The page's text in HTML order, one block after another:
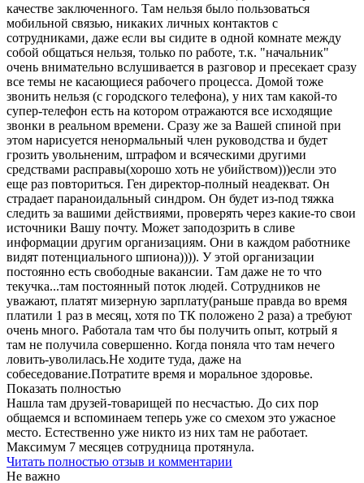
качестве заключенного. Там нельзя было пользоваться
мобильной связью, никаких личных контактов с
сотрудниками, даже если вы сидите в одной комнате между
собой общаться нельзя, только по работе, т.к. "начальник"
очень внимательно вслушивается в разговор и пресекает сразу
все темы не касающиеся рабочего процесса. Домой тоже
звонить нельзя (с городского телефона), у них там какой-то
супер-телефон есть на котором отражаются все исходящие
звонки в реальном времени. Сразу же за Вашей спиной при
этом нарисуется ненормальный член руководства и будет
грозить увольненим, штрафом и всяческими другими
средствами расправы(хорошо хоть не убийством)))если это
еще раз повториться. Ген директор-полный неадекват. Он
страдает параноидальный синдром. Он будет из-под тяжка
следить за вашими действиями, проверять через какие-то свои
источники Вашу почту. Может заподозрить в сливе
информации другим организациям. Они в каждом работнике
видят потенциального шпиона)))). У этой организации
постоянно есть свободные вакансии. Там даже не то что
текучка...там постоянный поток людей. Сотрудников не
уважают, платят мизерную зарплату(раньше правда во время
платили 1 раз в месяц, хотя по ТК положено 2 раза) а требуют
очень много. Работала там что бы получить опыт, котрый я
там не получила совершенно. Когда поняла что там нечего
ловить-уволилась.Не ходите туда, даже на
собеседование.Потратите время и моральное здоровье.
Показать полностью
Нашла там друзей-товарищей по несчастью. До сих пор
общаемся и вспоминаем теперь уже со смехом это ужасное
место. Естественно уже никто из них там не работает.
Максимум 7 месяцев сотрудница протянула.
Читать полностью отзыв и комментарии
Не важно